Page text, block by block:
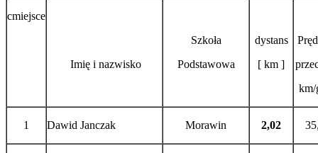
cmiejsce
Imię i nazwisko
Szkoła
Podstawowa
dystans
[ km ]
km/
1 Dawid Janczak Morawin 2,02